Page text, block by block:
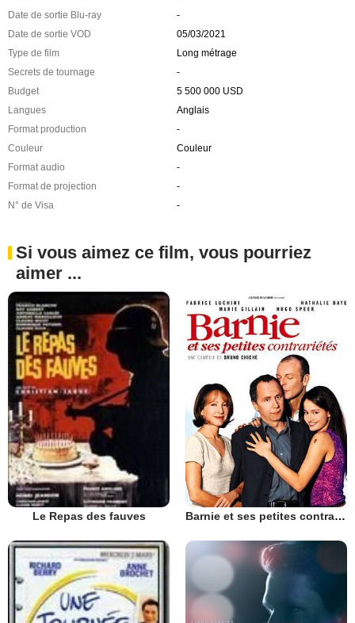
Date de sortie Blu-ray
-
Date de sortie VOD
05/03/2021
Type de film
Long métrage
Secrets de tournage
-
Budget
5 500 000 USD
Langues
Anglais
Format production
-
Couleur
Couleur
Format audio
-
Format de projection
-
N° de Visa
-
Si vous aimez ce film, vous pourriez
aimer ...
Le Repas des fauves Barnie et ses petites contrariétés